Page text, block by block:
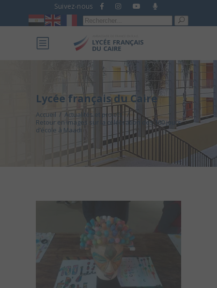
Suivez-nous
Recherche
pour :
Lycée français du Caire
Accueil / Actualités et projets
/
Retour en images sur la célébration des 100 jours
d’école à Maadi